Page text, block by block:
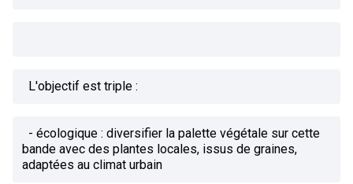
L'objectif est triple :
- écologique : diversifier la palette végétale sur cette
bande avec des plantes locales, issus de graines,
adaptées au climat urbain